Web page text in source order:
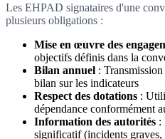
Les EHPAD signataires d'une
plusieurs obligations :
Mise en œuvre des
objectifs définis dans la
Bilan annuel :
bilan sur les indicateurs
Respect des dotations :
dépendance conformément
Information des autorités :
significatif (incidents